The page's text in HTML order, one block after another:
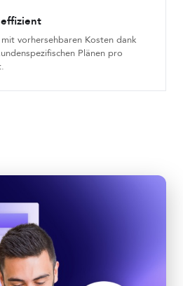
vorhersehbaren Kosten dank
Plänen pro